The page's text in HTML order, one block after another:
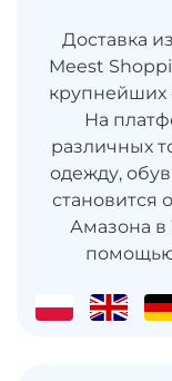
Доставка
Meest
крупнейших
На
различных
одежду,
становится
Амазона в
помощью